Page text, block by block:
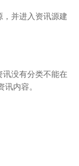
，并进入资讯源建
讯没有分类不能在
内容。